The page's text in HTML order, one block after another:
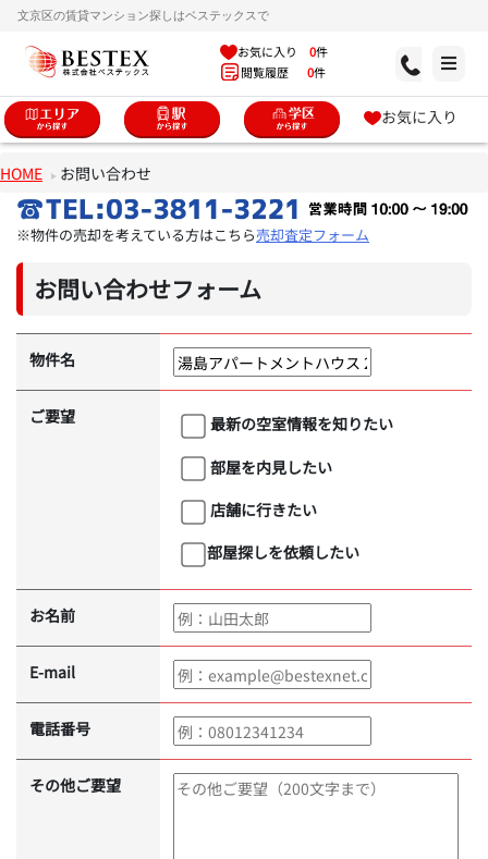
文京区の賃貸マンション探しはベステックスで
お気に入り 0件
閲覧履歴 0件
お気に入り
HOME お問い合わせ
※物件の売却を考えている方はこちら売却査定フォーム
お問い合わせフォーム
物件名
ご要望
最新の空室情報を知りたい
部屋を内見したい
店舗に行きたい
部屋探しを依頼したい
お名前
E-mail
電話番号
その他ご要望